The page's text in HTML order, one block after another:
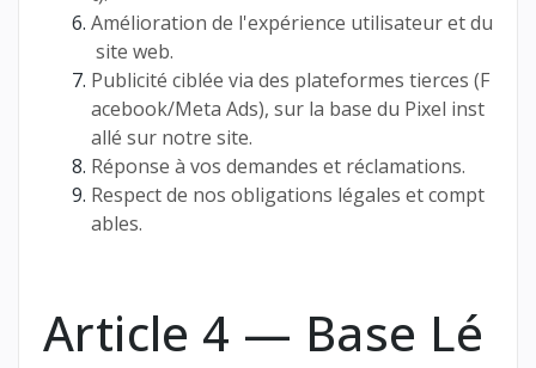
Amélioration de l'expérience utilisateur et du
site web.
Publicité ciblée via des plateformes tierces (F
acebook/Meta Ads), sur la base du Pixel inst
allé sur notre site.
Réponse à vos demandes et réclamations.
Respect de nos obligations légales et compt
ables.
Article 4 — Base Lé